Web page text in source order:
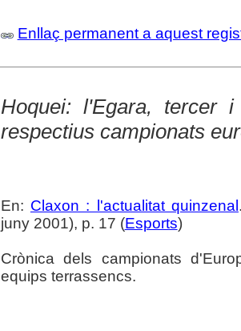
Enllaç permanent a aquest
Hoquei: l'Egara, tercer
respectius campionats
En: Claxon : l'actualitat quinzenal
juny 2001), p. 17 (Esports)
Crònica dels campionats
equips terrassencs.